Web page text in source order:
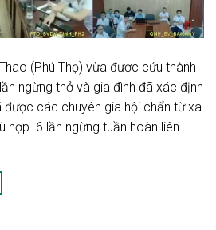
(Phú Thọ) vừa được cứu thành
ngừng thở và gia đình đã xác định
được các chuyên gia hội chẩn từ xa
hợp. 6 lần ngừng tuần hoàn liên